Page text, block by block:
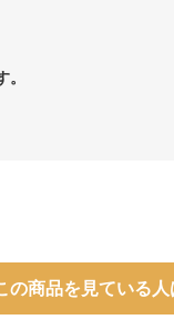
の商品を見ている